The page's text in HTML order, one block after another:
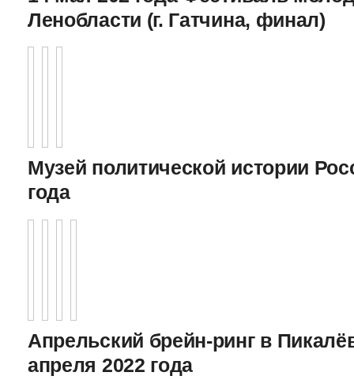
Ленобласти (г. Гатчина, финал)
Музей политической истории
года
Апрельский брейн-ринг в
апреля 2022 года